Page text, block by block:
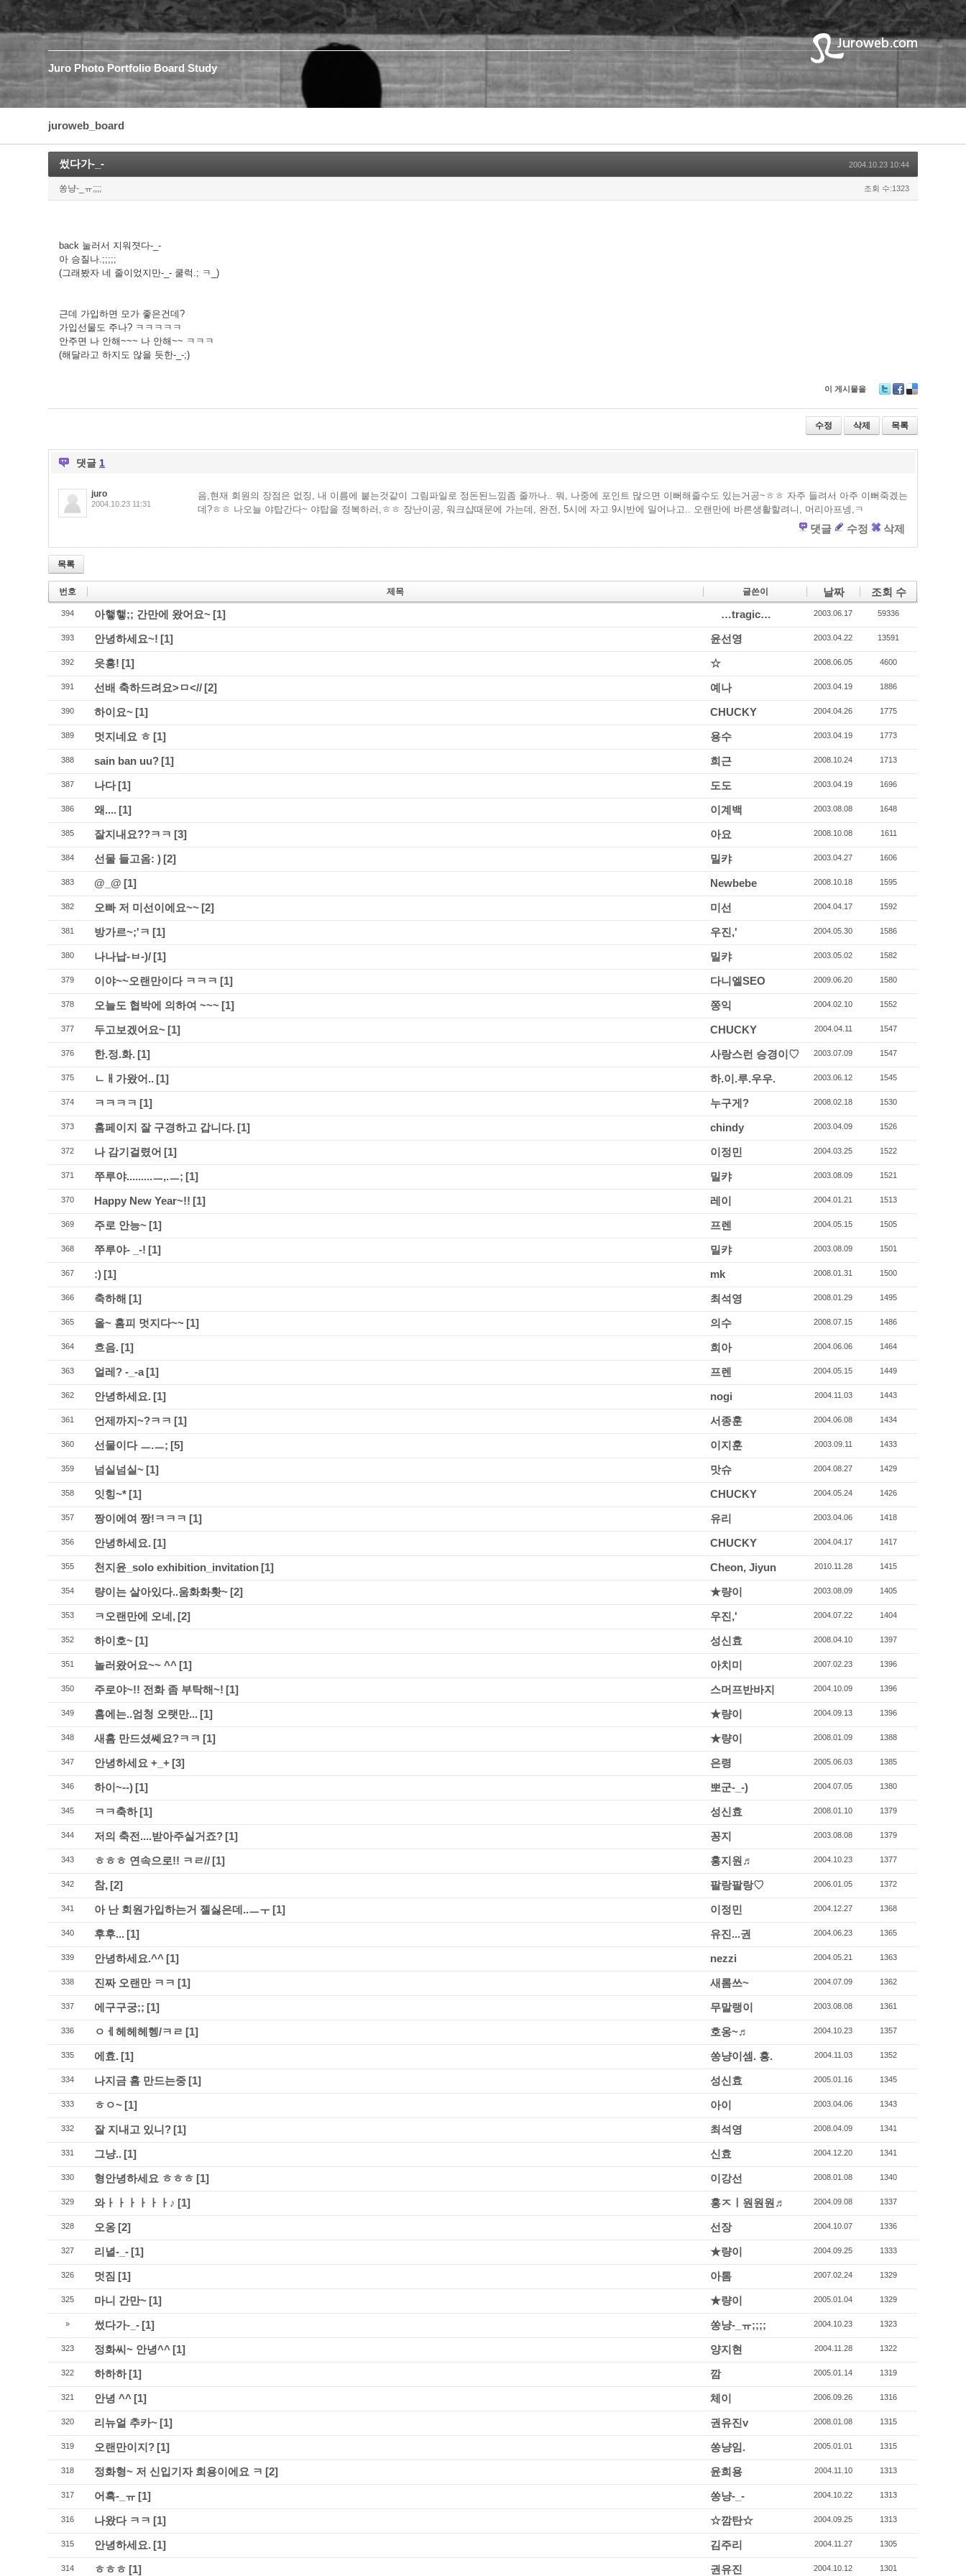
Juro Photo Portfolio Board Study
juroweb_board
썼다가-_- 2004.10.23 10:44
쏭냥-_ㅠ;;;; 조회 수:1323
back 눌러서 지워졋다-_-
아 승질나.;;;;;
(그래봤자 네 줄이었지만-_- 쿨럭.; ㅋ_)
근데 가입하면 모가 좋은건데?
가입선물도 주나? ㅋㅋㅋㅋㅋ
안주면 나 안해~~~ 나 안해~~ ㅋㅋㅋ
(해달라고 하지도 않을 듯한-_-;)
이 게시물을
wi
er
ac
e
b
eli
ci
o
수정 삭제 목록
댓글 1
juro
2004.10.23 11:31
음,현재 회원의 장점은 없징, 내 이름에 붙는것같이 그림파일로 정돈된느낌좀 줄까나.. 뭐, 나중에 포인트 많으면 이뻐해줄수도 있는거공~ㅎㅎ 자주 들려서 아주 이뻐죽겠는
데?ㅎㅎ 나오늘 야탑간다~ 야탑을 정복하러,ㅎㅎ 장난이공, 워크샵때문에 가는데, 완전, 5시에 자고 9시반에 일어나고.. 오랜만에 바른생활할려니, 머리아프넹,ㅋ
댓글 수정 삭제
목록
번호 제목 글쓴이 날짜 조회 수
394 아햏햏;; 간만에 왔어요~[1] …tragic… 2003.06.17 59336
393 안녕하세요~! [1] 윤선영 2003.04.22 13591
392 읏흥! [1] ☆ 2008.06.05 4600
391 선배 축하드려요>ㅁ<//[2] 예나 2003.04.19 1886
390 하이요~[1] CHUCKY 2004.04.26 1775
389 멋지네요 ㅎ [1] 용수 2003.04.19 1773
388 sain ban uu?[1] 희근 2008.10.24 1713
387 나다[1] 도도 2003.04.19 1696
386 왜....[1] 이계백 2003.08.08 1648
385 잘지내요??ㅋㅋ [3] 아요 2008.10.08 1611
384 선물 들고옴: )[2] 밀캬 2003.04.27 1606
383 @_@ [1] Newbebe 2008.10.18 1595
382 오빠 저 미선이에요~~[2] 미선 2004.04.17 1592
381 방가르~;'ㅋ [1] 우진,' 2004.05.30 1586
380 나나납-ㅂ-)/[1] 밀캬 2003.05.02 1582
379 이야~~오랜만이다 ㅋㅋㅋ [1] 다니엘SEO 2009.06.20 1580
378 오늘도 협박에 의하여 ~~~[1] 쫑익 2004.02.10 1552
377 두고보겠어요~[1] CHUCKY 2004.04.11 1547
376 한.정.화.[1] 사랑스런 승경이♡ 2003.07.09 1547
375 ㄴㅐ가왔어..[1] 하.이.루.우우. 2003.06.12 1545
374 ㅋㅋㅋㅋ [1] 누구게? 2008.02.18 1530
373 홈페이지 잘 구경하고 갑니다.[1] chindy 2003.04.09 1526
372 나 감기걸렸어 [1] 이정민 2004.03.25 1522
371 쭈루야.........ㅡ,.ㅡ; [1] 밀캬 2003.08.09 1521
370 Happy New Year~!! [1] 레이 2004.01.21 1513
369 주로 안능~[1] 프렌 2004.05.15 1505
368 쭈루야- _-! [1] 밀캬 2003.08.09 1501
367 :)[1] mk 2008.01.31 1500
366 축하해 [1] 최석영 2008.01.29 1495
365 올~ 홈피 멋지다~~[1] 의수 2008.07.15 1486
364 흐음.[1] 희아 2004.06.06 1464
363 얼레? -_-a[1] 프렌 2004.05.15 1449
362 안녕하세요.[1] nogi 2004.11.03 1443
361 언제까지~?ㅋㅋ [1] 서종훈 2004.06.08 1434
360 선물이다 ㅡ.ㅡ; [5] 이지훈 2003.09.11 1433
359 넘실넘실~[1] 맛슈 2004.08.27 1429
358 잇힝~*[1] CHUCKY 2004.05.24 1426
357 짱이에여 짱!ㅋㅋㅋ [1] 유리 2003.04.06 1418
356 안녕하세요.[1] CHUCKY 2004.04.17 1417
355 천지윤_solo exhibition_invitation[1] Cheon, Jiyun 2010.11.28 1415
354 량이는 살아있다..움화화홧~[2] ★량이 2003.08.09 1405
353 ㅋ오랜만에 오네,[2] 우진,' 2004.07.22 1404
352 하이호~[1] 성신효 2008.04.10 1397
351 놀러왔어요~~ ^^[1] 아치미 2007.02.23 1396
350 주로야~!! 전화 좀 부탁해~! [1] 스머프반바지 2004.10.09 1396
349 홈에는..엄청 오랫만...[1] ★량이 2004.09.13 1396
348 새홈 만드셨쎼요?ㅋㅋ [1] ★량이 2008.01.09 1388
347 안녕하세요 +_+[3] 은령 2005.06.03 1385
346 하이~--)[1] 뽀군-_-) 2004.07.05 1380
345 ㅋㅋ축하[1] 성신효 2008.01.10 1379
344 저의 축전....받아주실거죠?[1] 꽁지 2003.08.08 1379
343 ㅎㅎㅎ 연속으로!! ㅋㄹ//[1] 홍지원♬ 2004.10.23 1377
342 참,[2] 팔랑팔랑♡ 2006.01.05 1372
341 아 난 회원가입하는거 젤싫은데..ㅡㅜ [1] 이정민 2004.12.27 1368
340 후후...[1] 유진...권 2004.06.23 1365
339 안녕하세요.^^[1] nezzi 2004.05.21 1363
338 진짜 오랜만 ㅋㅋ [1] 새롬쓰~ 2004.07.09 1362
337 에구구궁;; [1] 무말랭이 2003.08.08 1361
336 ㅇㅔ헤헤헤헹/ㅋㄹ [1] 호옹~♬ 2004.10.23 1357
335 에효.[1] 쏭냥이셈. 흥. 2004.11.03 1352
334 나지금 홈 만드는중[1] 성신효 2005.01.16 1345
333 ㅎㅇ~[1] 아이 2003.04.06 1343
332 잘 지내고 있니?[1] 최석영 2008.04.09 1341
331 그냥..[1] 신효 2004.12.20 1341
330 형안녕하세요 ㅎㅎㅎ [1] 이강선 2008.01.08 1340
329 와ㅏㅏㅏㅏㅏㅏ♪ [1] 홍ㅈㅣ원원원♬ 2004.09.08 1337
328 오옹[2] 선장 2004.10.07 1336
327 리녈-_-[1] ★량이 2004.09.25 1333
326 멋짐 [1] 아톰 2007.02.24 1329
325 마니 간만~[1] ★량이 2005.01.04 1329
» 썼다가-_-[1] 쏭냥-_ㅠ;;;; 2004.10.23 1323
323 정화씨~ 안녕^^[1] 양지현 2004.11.28 1322
322 하하하[1] 깜 2005.01.14 1319
321 안녕 ^^[1] 체이 2006.09.26 1316
320 리뉴얼 추카~[1] 권유진v 2008.01.08 1315
319 오랜만이지?[1] 쏭냥임. 2005.01.01 1315
318 정화형~ 저 신입기자 희용이에요 ㅋ [2] 윤희용 2004.11.10 1313
317 어흑-_ㅠ [1] 쏭냥-_- 2004.10.22 1313
316 나왔다 ㅋㅋ [1] ☆깜탄☆ 2004.09.25 1313
315 안녕하세요.[1] 김주리 2004.11.27 1305
314 ㅎㅎㅎ [1] 권유진 2004.10.12 1301